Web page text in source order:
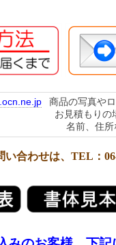
商品の写真や
りの場合はサイズ
名前、住所
合わせは、TEL：